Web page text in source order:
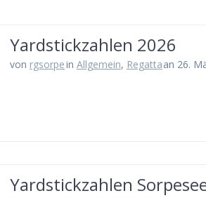
Yardstickzahlen 2026
von rgsorpein Allgemein, Regattaan 26.
Yardstickzahlen